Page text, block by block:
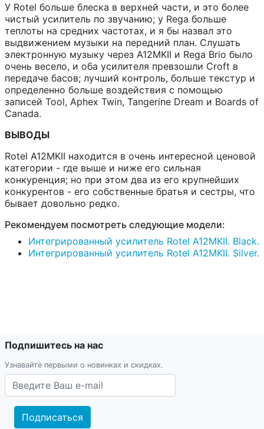
У Rotel больше блеска в верхней части, и это более
чистый усилитель по звучанию; у Rega больше
теплоты на средних частотах, и я бы назвал это
выдвижением музыки на передний план. Слушать
электронную музыку через A12MKII и Rega Brio было
очень весело, и оба усилителя превзошли Croft в
передаче басов; лучший контроль, больше текстур и
определенно больше воздействия с помощью
записей Tool, Aphex Twin, Tangerine Dream и Boards of
Canada.
ВЫВОДЫ
Rotel A12MKII находится в очень интересной ценовой
категории - где выше и ниже его сильная
конкуренция; но при этом два из его крупнейших
конкурентов - его собственные братья и сестры, что
бывает довольно редко.
Рекомендуем посмотреть следующие модели:
Интегрированный усилитель Rotel A12MKII. Black.
Интегрированный усилитель Rotel A12MKII. Silver.
Подпишитесь на нас
Узнавайте первыми о новинках и скидках.
Подписаться